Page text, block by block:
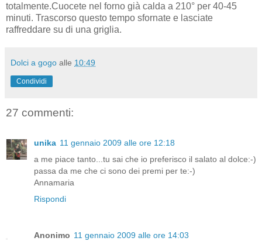
totalmente.Cuocete nel forno già calda a 210° per 40-45
minuti. Trascorso questo tempo sfornate e lasciate
raffreddare su di una griglia.
Dolci a gogo alle 10:49
Condividi
27 commenti:
unika 11 gennaio 2009 alle ore 12:18
a me piace tanto...tu sai che io preferisco il salato al dolce:-)
passa da me che ci sono dei premi per te:-)
Annamaria
Rispondi
Anonimo 11 gennaio 2009 alle ore 14:03